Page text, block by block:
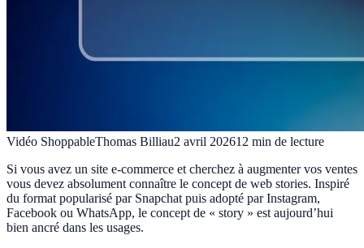
Vidéo ShoppableThomas Billiau2 avril 202612 min de lecture
Si vous avez un site e-commerce et cherchez à augmenter vos ventes
vous devez absolument connaître le concept de web stories. Inspiré
du format popularisé par Snapchat puis adopté par Instagram,
Facebook ou WhatsApp, le concept de « story » est aujourd’hui
bien ancré dans les usages.